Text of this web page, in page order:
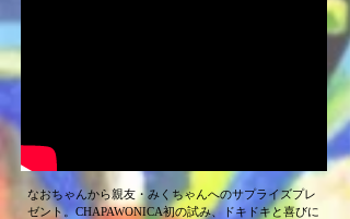
なおちゃんから親友・みくちゃんへのサプライズプレ
ゼント。CHAPAWONICA初の試み、ドキドキと喜びに